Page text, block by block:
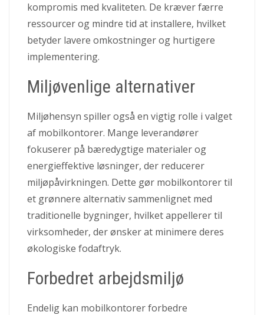
kompromis med kvaliteten. De kræver færre
ressourcer og mindre tid at installere, hvilket
betyder lavere omkostninger og hurtigere
implementering.
Miljøvenlige alternativer
Miljøhensyn spiller også en vigtig rolle i valget
af mobilkontorer. Mange leverandører
fokuserer på bæredygtige materialer og
energieffektive løsninger, der reducerer
miljøpåvirkningen. Dette gør mobilkontorer til
et grønnere alternativ sammenlignet med
traditionelle bygninger, hvilket appellerer til
virksomheder, der ønsker at minimere deres
økologiske fodaftryk.
Forbedret arbejdsmiljø
Endelig kan mobilkontorer forbedre